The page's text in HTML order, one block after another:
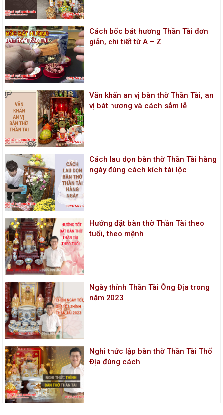
Cách bốc bát hương Thần Tài đơn
giản, chi tiết từ A – Z
Văn khấn an vị bàn thờ Thần Tài, an
vị bát hương và cách sắm lễ
Cách lau dọn bàn thờ Thần Tài hàng
ngày đúng cách kích tài lộc
Hướng đặt bàn thờ Thần Tài theo
tuổi, theo mệnh
Ngày thỉnh Thần Tài Ông Địa trong
năm 2023
Nghi thức lập bàn thờ Thần Tài Thổ
Địa đúng cách